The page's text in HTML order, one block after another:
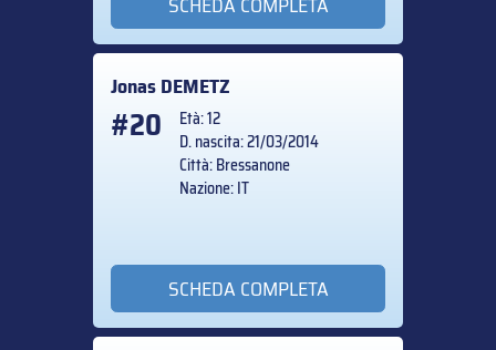
JonasDEMETZ
#20
Età: 12
D. nascita: 21/03/2014
Città: Bressanone
Nazione: IT
SCHEDA COMPLETA